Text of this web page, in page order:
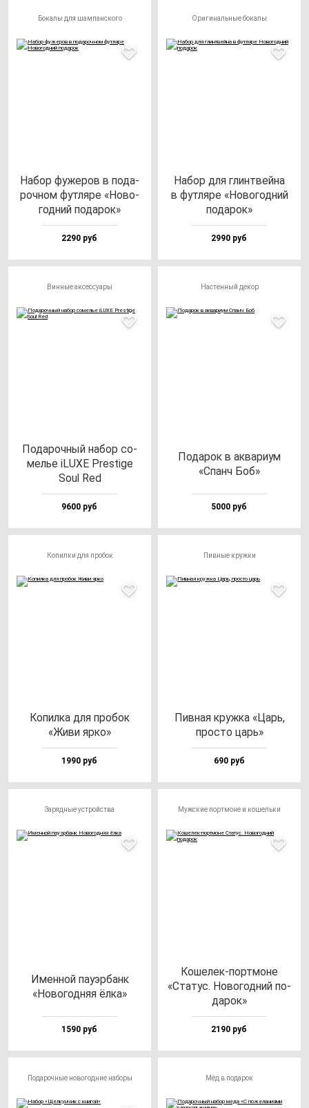
Бокалы для шампанского
Набор фу­же­ров в по­да­
роч­ном фут­ля­ре «Ново­
год­ний по­да­рок»
2290 руб
Оригинальные бокалы
Набор для глин­твей­на
в фут­ля­ре «Ново­год­ний
по­да­рок»
2990 руб
Винные аксессуары
Пода­роч­ный на­бор со­
мелье iLUXE Pres­ti­ge
Soul Red
9600 руб
Настенный декор
Пода­рок в ак­ва­ри­ум
«Спанч Боб»
5000 руб
Копилки для пробок
Копил­ка для про­бок
«Живи яр­ко»
1990 руб
Пивные кружки
Пив­ная круж­ка «Царь,
прос­то царь»
690 руб
Зарядные устройства
Имен­ной па­уэр­банк
«Ново­год­няя ёл­ка»
1590 руб
Мужские портмоне и кошельки
Коше­лек-пор­тмо­не
«Ста­тус. Ново­год­ний по­
да­рок»
2190 руб
Подарочные новогодние наборы Мёд в подарок